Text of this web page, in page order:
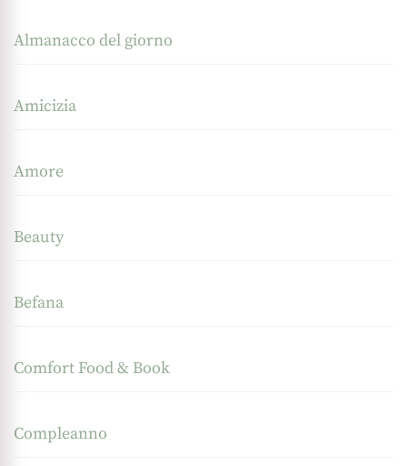
Almanacco del giorno
Amicizia
Amore
Beauty
Befana
Comfort Food & Book
Compleanno